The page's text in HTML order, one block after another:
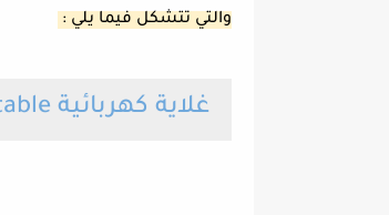
والتي تتشكل فيما يلي :
غلاية كهربائية Krups Savoy Adjustable